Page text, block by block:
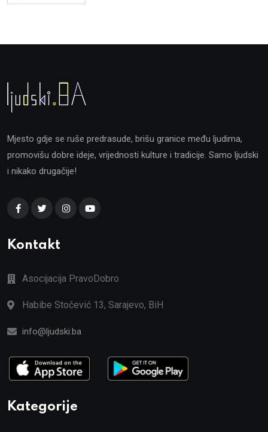
Mjesto gdje se ruše predrasude, brišu granice među ljudima,
promovišu dobre ideje, vrijednosti kulture i tradicije. Samo ljudski
i nikako drugačije!
Kontakt
Asocijacija PravoDobro
Habibe Stočević 13, Sarajevo, BiH
info@ljudski.ba
Kategorije